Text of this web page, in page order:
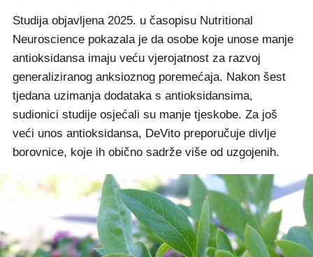
Studija objavljena 2025. u časopisu Nutritional
Neuroscience pokazala je da osobe koje unose manje
antioksidansa imaju veću vjerojatnost za razvoj
generaliziranog anksioznog poremećaja. Nakon šest
tjedana uzimanja dodataka s antioksidansima,
sudionici studije osjećali su manje tjeskobe. Za još
veći unos antioksidansa, DeVito preporučuje divlje
borovnice, koje ih obično sadrže više od uzgojenih.